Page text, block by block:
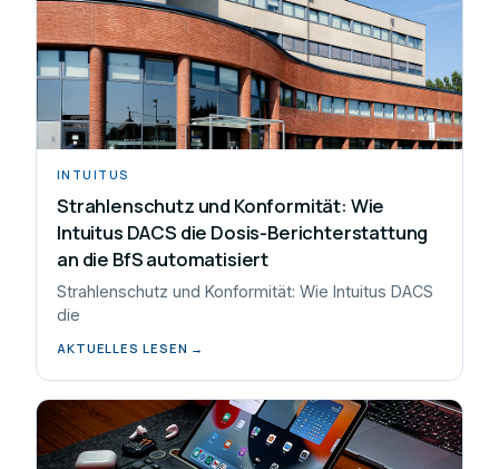
INTUITUS
Strahlenschutz und Konformität: Wie
Intuitus DACS die Dosis-Berichterstattung
an die BfS automatisiert
Strahlenschutz und Konformität: Wie Intuitus DACS
die
AKTUELLES LESEN →